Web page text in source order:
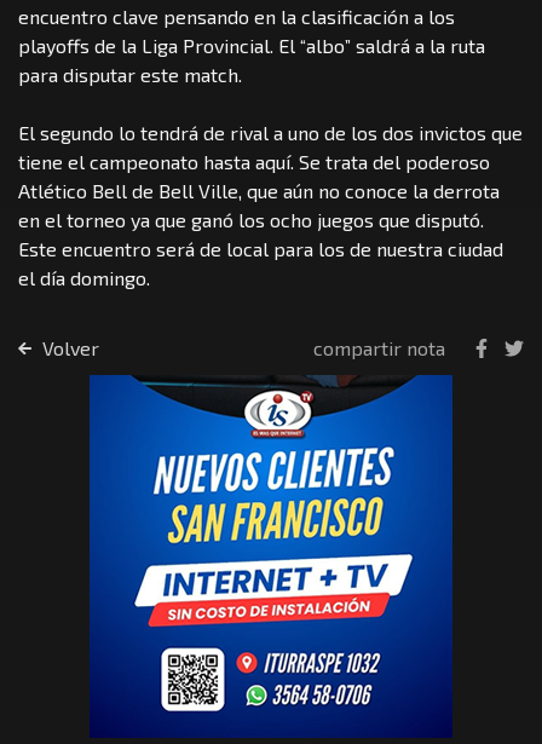
encuentro clave pensando en la clasificación a los
playoffs de la Liga Provincial. El “albo” saldrá a la ruta
para disputar este match.
El segundo lo tendrá de rival a uno de los dos invictos que
tiene el campeonato hasta aquí. Se trata del poderoso
Atlético Bell de Bell Ville, que aún no conoce la derrota
en el torneo ya que ganó los ocho juegos que disputó.
Este encuentro será de local para los de nuestra ciudad
el día domingo.
Volver compartir nota